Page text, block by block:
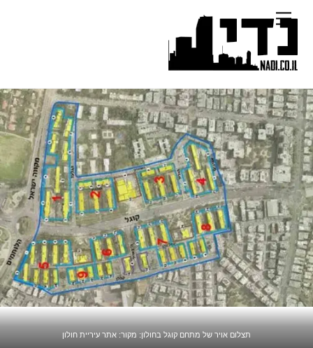
content
Menu
תצלום אויר של מתחם קוגל בחולון: מקור: אתר עיריית חולון